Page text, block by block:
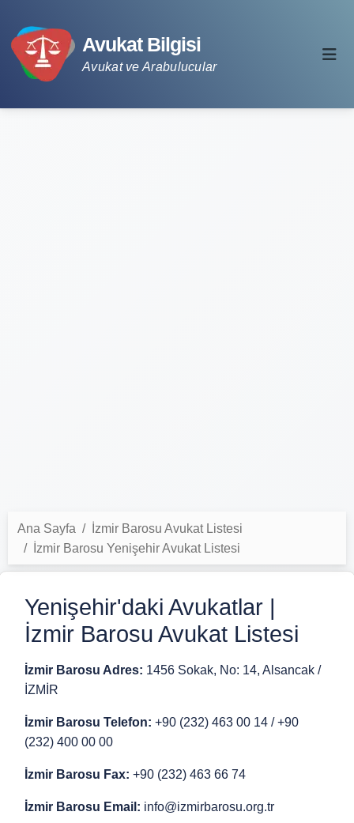
Avukat Bilgisi
Avukat ve Arabulucular
Ana Sayfa
İzmir Barosu Avukat Listesi
İzmir Barosu Yenişehir Avukat Listesi
Yenişehir'daki Avukatlar |
İzmir Barosu Avukat Listesi
İzmir Barosu Adres: 1456 Sokak, No: 14, Alsancak /
İZMİR
İzmir Barosu Telefon: +90 (232) 463 00 14 / +90
(232) 400 00 00
İzmir Barosu Fax: +90 (232) 463 66 74
İzmir Barosu Email: info@izmirbarosu.org.tr